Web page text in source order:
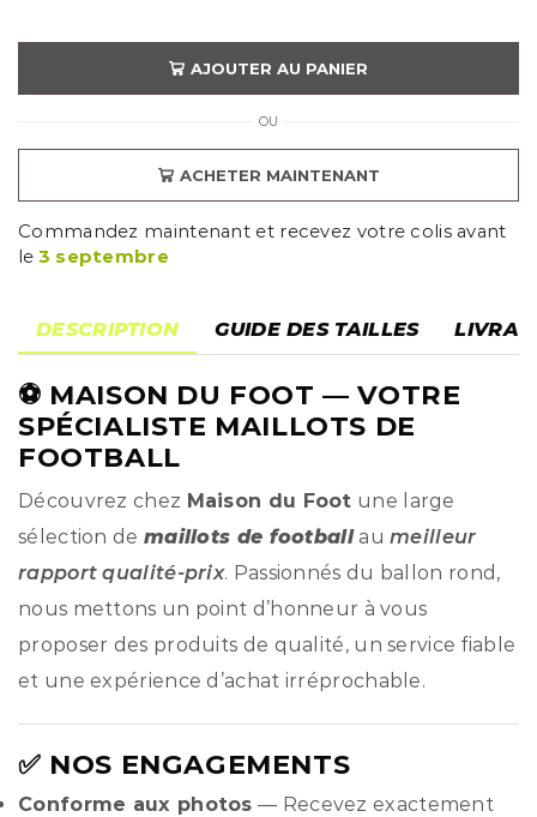
AJOUTER AU PANIER
OU
ACHETER MAINTENANT
Commandez maintenant et recevez votre colis avant
le 3 septembre
DESCRIPTION GUIDE DES TAILLES
⚽ MAISON DU FOOT — VOTRE
SPÉCIALISTE MAILLOTS DE
FOOTBALL
Découvrez chez Maison du Foot une large
sélection de maillots de footballaumeilleur
rapport qualité-prix. Passionnés du ballon rond,
nous mettons un point d’honneur à vous
proposer des produits de qualité, un service fiable
et une expérience d’achat irréprochable.
✅ NOS ENGAGEMENTS
Conforme aux photos — Recevez exactement